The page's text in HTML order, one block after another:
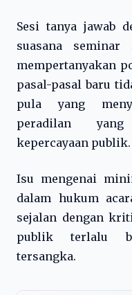
Sesi tanya jawab
suasana seminar
mempertanyakan
pasal-pasal baru
pula yang
peradilan
kepercayaan publik.
Isu mengenai
dalam hukum
sejalan dengan
publik terlalu
tersangka.